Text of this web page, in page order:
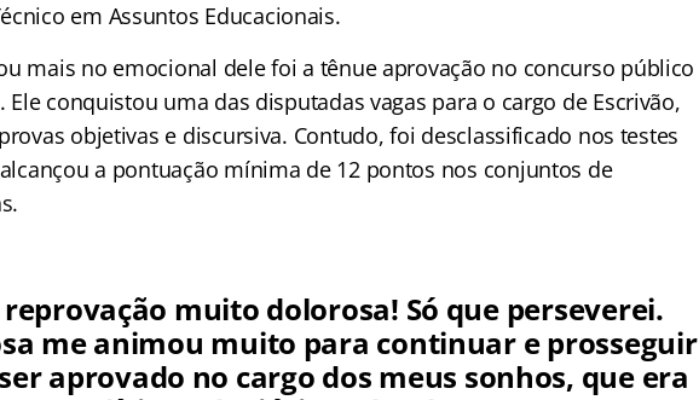
em Assuntos Educacionais.
mais no emocional dele foi a tênue aprovação no concurso público
Ele conquistou uma das disputadas vagas para o cargo de Escrivão,
objetivas e discursiva. Contudo, foi desclassificado nos testes
a pontuação mínima de 12 pontos nos conjuntos de
reprovação muito dolorosa! Só que perseverei.
me animou muito para continuar e prosseguir
aprovado no cargo dos meus sonhos, que era